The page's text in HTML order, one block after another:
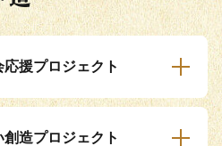
援プロジェクト
造プロジェクト